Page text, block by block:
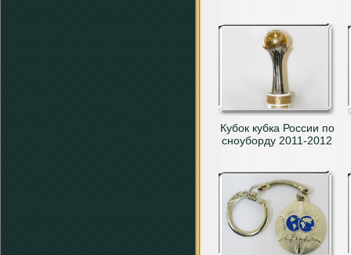
Кубок кубка России по
сноуборду 2011-2012